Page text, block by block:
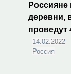
деревни,
проведут
14.02.2022
Россия